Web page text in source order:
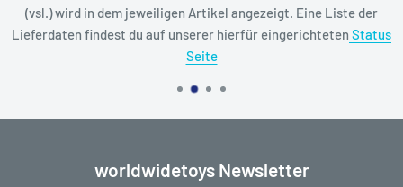
(vsl.) wird in dem jeweiligen Artikel angezeigt. Eine Liste der
Lieferdaten findest du auf unserer hierfür eingerichteten Status
Seite
worldwidetoys Newsletter